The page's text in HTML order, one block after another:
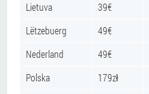
Lietuva
39€
Lëtzebuerg
49€
Nederland
49€
Polska
179zł